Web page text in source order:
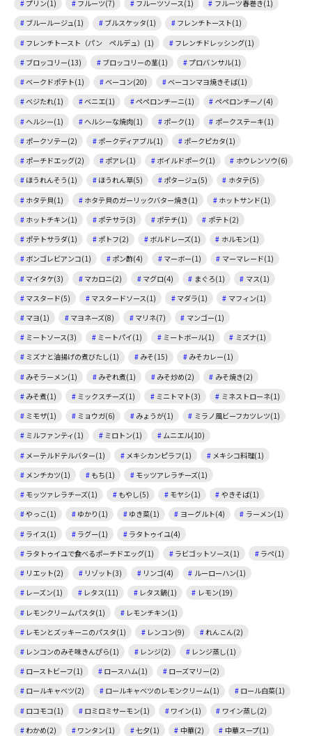
プリン(1)
フルーツ(7) フルーツソース(1)
フルーツ春巻き(1)
ブルールージュ(1)
ブルスケッタ(1)
フレンチトースト(1)
フレンチトースト（パン ペルデュ）(1)
フレンチドレッシング(1)
ブロッコリー(13)
ブロッコリーの茎(1)
プロバンサル(1)
ベークドポテト(1)
ベーコン(20)
ベーコンマヨ焼きそば(1)
ベジたれ(1)
ベニエ(1) ペペロンチーニ(1)
ペペロンチーノ(4)
ヘルシー(1)
ヘルシーな焼肉(1) ポーク(1)
ポークステーキ(1)
ポークソテー(2)
ポークディアブル(1)
ポークピカタ(1)
ポーチドエッグ(2)
ポアレ(1) ボイルドポーク(1)
ホウレンソウ(6)
ほうれんそう(1)
ほうれん草(5) ポタージュ(5)
ホタテ(5)
ホタテ貝(1)
ホタテ貝のガーリックバター焼き(1)
ホットサンド(1)
ホットチキン(1)
ポテサラ(3) ポテチ(1)
ポテト(2)
ポテトサラダ(1)
ポトフ(2) ボルドレーズ(1)
ホルモン(1)
ボンゴレビアンコ(1)
ポン酢(4) マーボー(1)
マーマレード(1)
マイタケ(3)
マカロニ(2) マグロ(4) まぐろ(1)
マス(1)
マスタード(5)
マスタードソース(1) マダラ(1)
マフィン(1)
マヨ(1)
マヨネーズ(8) マリネ(7)
マンゴー(1)
ミートソース(3)
ミートパイ(1) ミートボール(1)
ミズナ(1)
ミズナと油揚げの煮びたし(1)
みそ(15)
みそカレー(1)
みそラーメン(1)
みぞれ煮(1) みそ炒め(2)
みそ焼き(2)
みそ煮(1)
ミックスチーズ(1) ミニトマト(3)
ミネストローネ(1)
ミモザ(1)
ミョウガ(6) みょうが(1)
ミラノ風ビーフカツレツ(1)
ミルファンティ(1)
ミロトン(1)
ムニエル(10)
メーテルドテルバター(1)
メキシカンピラフ(1)
メキシコ料理(1)
メンチカツ(1)
もち(1)
モッツアレラチーズ(1)
モッツァレラチーズ(1)
もやし(5) モヤシ(1)
やきそば(1)
やっこ(1)
ゆかり(1) ゆき菜(1) ヨーグルト(4)
ラーメン(1)
ライス(1)
ラグー(1)
ラタトゥイユ(4)
ラタトゥイユで食べるポーチドエッグ(1)
ラビゴットソース(1)
ラペ(1)
リエット(2)
リゾット(3) リンゴ(4)
ルーローハン(1)
レーズン(1)
レタス(11) レタス鍋(1)
レモン(19)
レモンクリームパスタ(1)
レモンチキン(1)
レモンとズッキーニのパスタ(1)
レンコン(9)
れんこん(2)
レンコンのみそ味きんぴら(1)
レンジ(2)
レンジ蒸し(1)
ローストビーフ(1)
ロースハム(1)
ローズマリー(2)
ロールキャベツ(2)
ロールキャベツのレモンクリーム(1)
ロール白菜(1)
ロコモコ(1)
ロミロミサーモン(1) ワイン(1)
ワイン蒸し(2)
わかめ(2)
ワンタン(1) 七夕(1) 中華(2)
中華スープ(1)